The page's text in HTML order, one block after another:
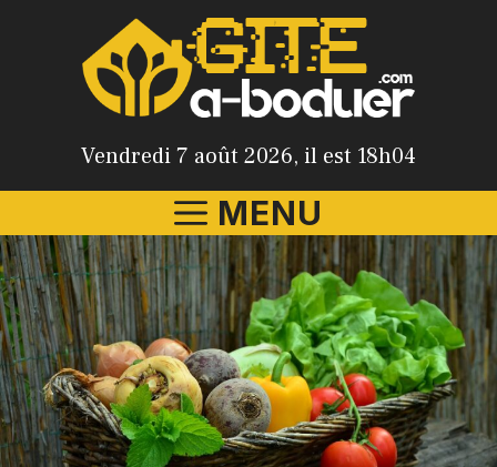
Vendredi 7 août 2026, il est 18h04
MENU